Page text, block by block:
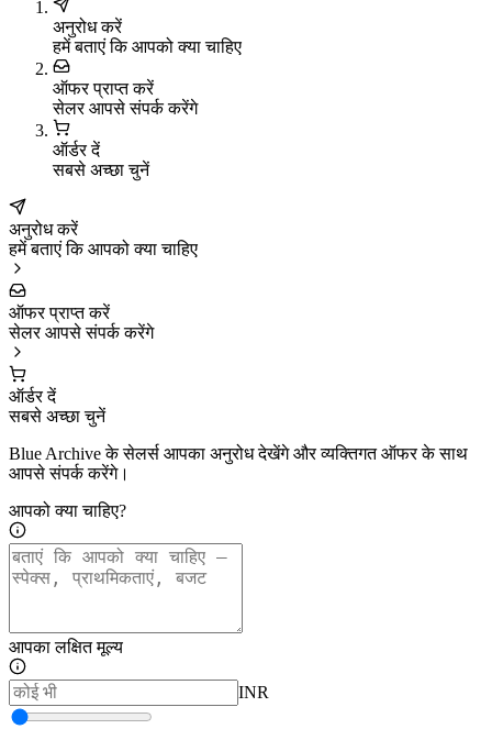
अनुरोध करें
हमें बताएं कि आपको क्या चाहिए
ऑफर प्राप्त करें
सेलर आपसे संपर्क करेंगे
ऑर्डर दें
सबसे अच्छा चुनें
अनुरोध करें
हमें बताएं कि आपको क्या चाहिए
ऑफर प्राप्त करें
सेलर आपसे संपर्क करेंगे
ऑर्डर दें
सबसे अच्छा चुनें
Blue Archive के सेलर्स आपका अनुरोध देखेंगे और व्यक्तिगत ऑफर के साथ
आपसे संपर्क करेंगे।
आपको क्या चाहिए?
आपका लक्षित मूल्य
INR